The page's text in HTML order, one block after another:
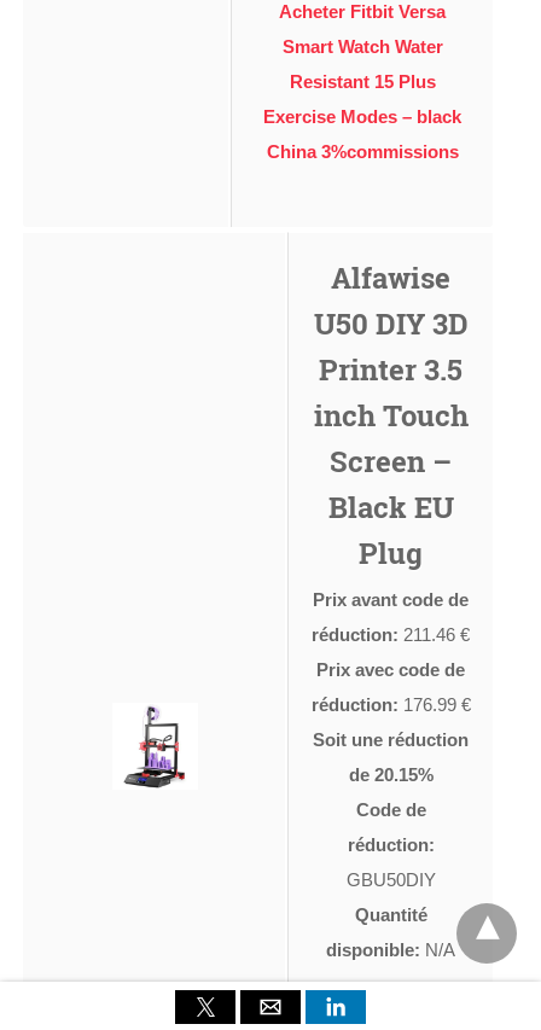
Acheter Fitbit Versa
Smart Watch Water
Resistant 15 Plus
Exercise Modes – black
China 3%commissions
Alfawise
U50 DIY 3D
Printer 3.5
inch Touch
Screen –
Black EU
Plug
Prix avant code de
réduction: 211.46 €
Prix avec code de
réduction: 176.99 €
Soit une réduction
de 20.15%
Code de
réduction:
GBU50DIY
Quantité
disponible: N/A
Acheter Alfawise